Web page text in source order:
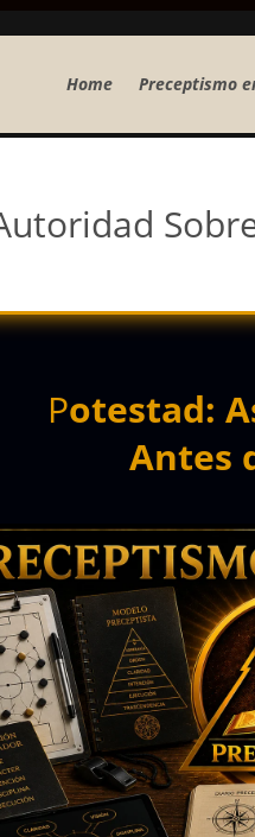
Home Preceptismo
Potestad:
Antes